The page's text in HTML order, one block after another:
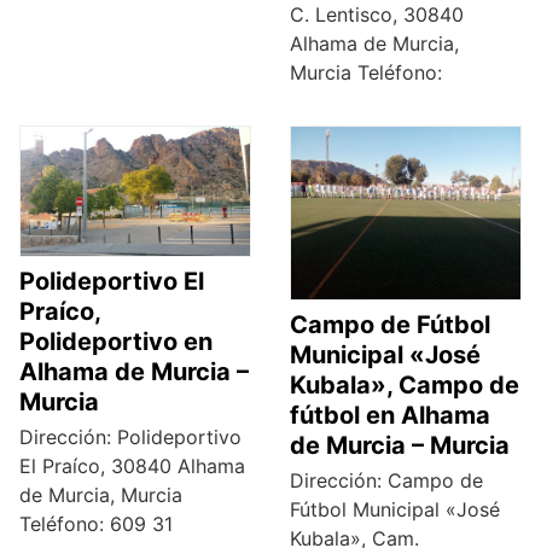
C. Lentisco, 30840
Alhama de Murcia,
Murcia Teléfono:
Polideportivo El
Praíco,
Polideportivo en
Alhama de Murcia –
Murcia
Dirección: Polideportivo
El Praíco, 30840 Alhama
de Murcia, Murcia
Teléfono: 609 31
Campo de Fútbol
Municipal «José
Kubala», Campo de
fútbol en Alhama
de Murcia – Murcia
Dirección: Campo de
Fútbol Municipal «José
Kubala», Cam.